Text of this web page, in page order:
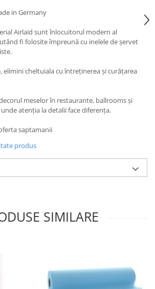
CORPORATE
in Germany
Airlaid sunt înlocuitorul modern al
fi folosite împreună cu inelele de șervet
elimini cheltuiala cu întreținerea și curățarea
meselor în restaurante, ballrooms și
atenția la detalii face diferența.
saptamanii
produs
SIMILARE